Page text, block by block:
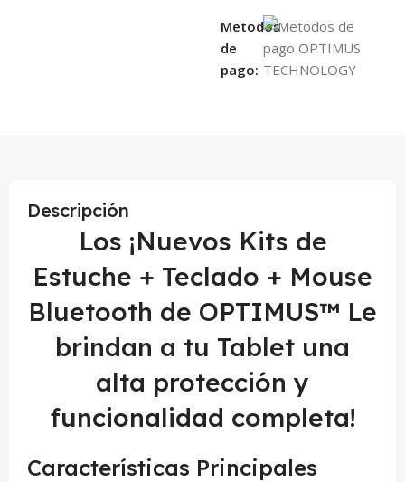
Metodos
de
pago:
Descripción
Los ¡Nuevos Kits de
Estuche + Teclado + Mouse
Bluetooth de OPTIMUS™ Le
brindan a tu Tablet una
alta protección y
funcionalidad completa!
Características Principales